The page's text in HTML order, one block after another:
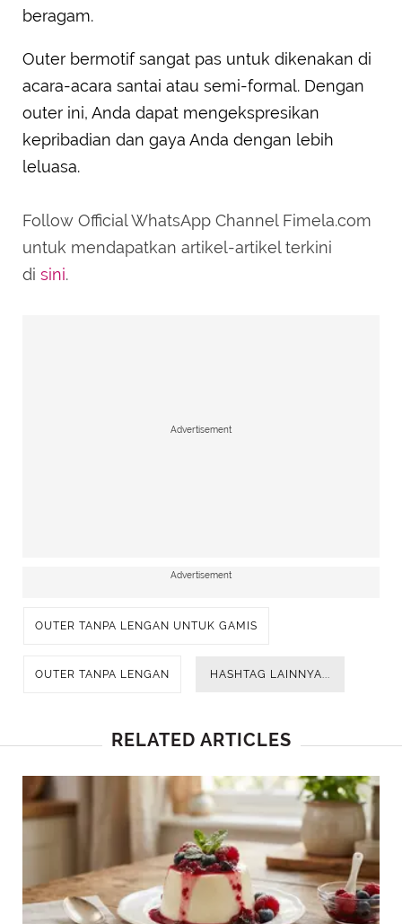
beragam.
Outer bermotif sangat pas untuk dikenakan di
acara-acara santai atau semi-formal. Dengan
outer ini, Anda dapat mengekspresikan
kepribadian dan gaya Anda dengan lebih
leluasa.
Follow Official WhatsApp Channel Fimela.com
untuk mendapatkan artikel-artikel terkini
di sini.
Advertisement
Advertisement
OUTER TANPA LENGAN UNTUK GAMIS
OUTER TANPA LENGAN HASHTAG LAINNYA...
RELATED ARTICLES